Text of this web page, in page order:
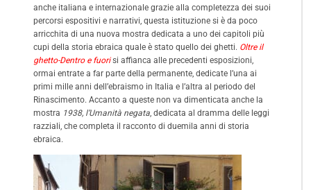
anche italiana e internazionale grazie alla completezza dei suoi
percorsi espositivi e narrativi, questa istituzione si è da poco
arricchita di una nuova mostra dedicata a uno dei capitoli più
cupi della storia ebraica quale è stato quello dei ghetti. Oltre il
ghetto-Dentro e fuorisi affianca alle precedenti esposizioni,
ormai entrate a far parte della permanente, dedicate l’una ai
primi mille anni dell’ebraismo in Italia e l’altra al periodo del
Rinascimento. Accanto a queste non va dimenticata anche la
mostra 1938, l’Umanità negata , dedicata al dramma delle leggi
razziali, che completa il racconto di duemila anni di storia
ebraica.